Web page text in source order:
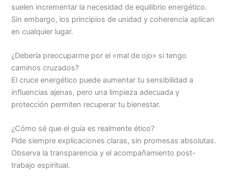
suelen incrementar la necesidad de equilibrio energético.
Sin embargo, los principios de unidad y coherencia aplican
en cualquier lugar.
¿Debería preocuparme por el «mal de ojo» si tengo
caminos cruzados?
El cruce energético puede aumentar tu sensibilidad a
influencias ajenas, pero una limpieza adecuada y
protección permiten recuperar tu bienestar.
¿Cómo sé que el guía es realmente ético?
Pide siempre explicaciones claras, sin promesas absolutas.
Observa la transparencia y el acompañamiento post-
trabajo espiritual.